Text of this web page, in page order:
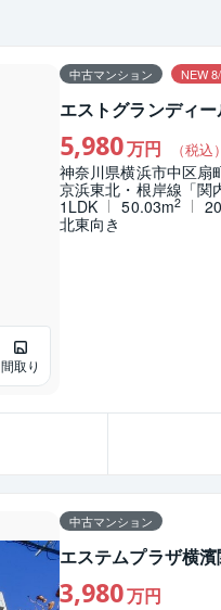
間取り
中古マンション NEW
エストグランディ
5,980万円 （税込）
神奈川県横浜市中区扇
京浜東北・根岸線「関
1LDK
50.03m2
北東向き
中古マンション
エステムプラザ横濱
3,980万円